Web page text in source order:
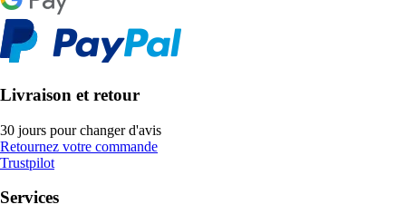
Livraison et retour
30 jours pour changer d'avis
Retournez votre commande
Trustpilot
Services